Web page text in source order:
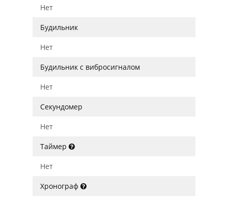
Нет
Будильник
Нет
Будильник с вибросигналом
Нет
Секундомер
Нет
Таймер
Нет
Хронограф